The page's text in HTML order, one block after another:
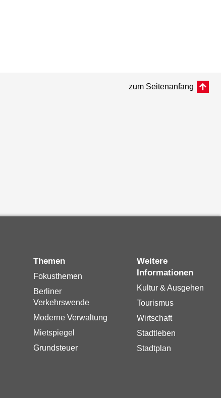
zum Seitenanfang
Themen
Fokusthemen
Berliner
Verkehrswende
Moderne Verwaltung
Mietspiegel
Grundsteuer
Weitere
Informationen
Kultur & Ausgehen
Tourismus
Wirtschaft
Stadtleben
Stadtplan